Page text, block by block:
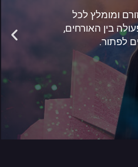
עד קצה העולם
המחשב מחליט
הקבוצות שישחקו